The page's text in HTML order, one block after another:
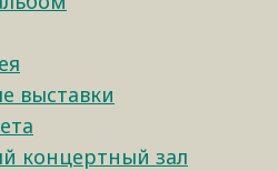
выставки
концертный зал